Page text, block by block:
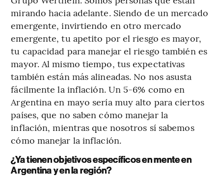
mirando hacia adelante. Siendo de un mercado
emergente, invirtiendo en otro mercado
emergente, tu apetito por el riesgo es mayor,
tu capacidad para manejar el riesgo también es
mayor. Al mismo tiempo, tus expectativas
también están más alineadas. No nos asusta
fácilmente la inflación. Un 5-6% como en
Argentina en mayo sería muy alto para ciertos
países, que no saben cómo manejar la
inflación, mientras que nosotros sí sabemos
cómo manejar la inflación.
¿Ya tienen objetivos específicos en mente en
Argentina y en la región?